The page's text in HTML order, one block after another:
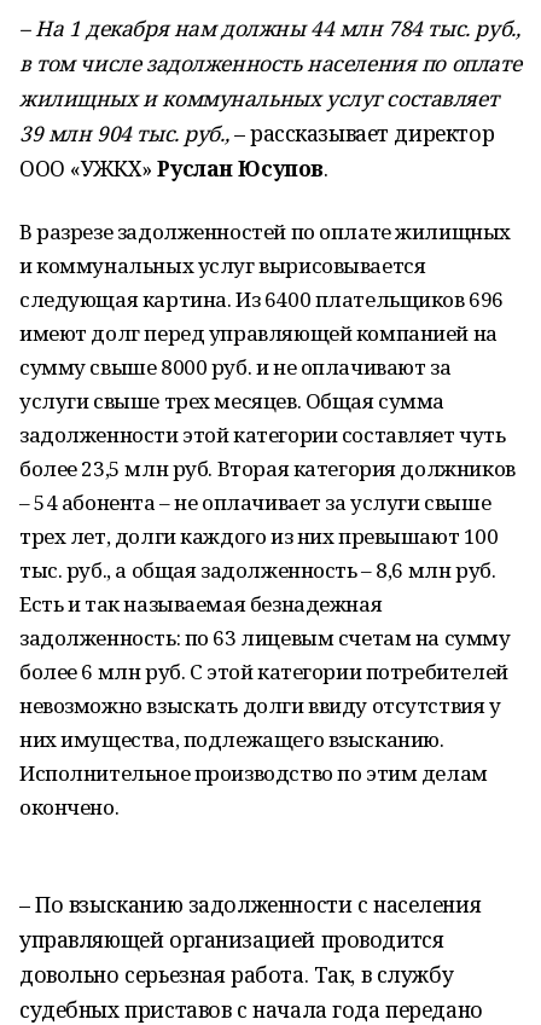
– На 1 декабря нам должны 44 млн 784 тыс. руб.,
в том числе задолженность населения по оплате
жилищных и коммунальных услуг составляет
39 млн 904 тыс. руб.,– рассказывает директор
ООО «УЖКХ»Руслан Юсупов.
В разрезе задолженностей по оплате жилищных
и коммунальных услуг вырисовывается
следующая картина. Из 6400 плательщиков 696
имеют долг перед управляющей компанией на
сумму свыше 8000 руб. и не оплачивают за
услуги свыше трех месяцев. Общая сумма
задолженности этой категории составляет чуть
более 23,5 млн руб. Вторая категория должников
– 54 абонента – не оплачивает за услуги свыше
трех лет, долги каждого из них превышают 100
тыс. руб., а общая задолженность – 8,6 млн руб.
Есть и так называемая безнадежная
задолженность: по 63 лицевым счетам на сумму
более 6 млн руб. С этой категории потребителей
невозможно взыскать долги ввиду отсутствия у
них имущества, подлежащего взысканию.
Исполнительное производство по этим делам
окончено.
– По взысканию задолженности с населения
управляющей организацией проводится
довольно серьезная работа. Так, в службу
судебных приставов с начала года передано